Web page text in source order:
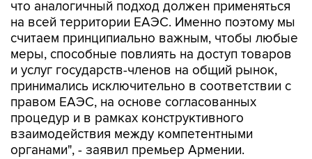
что аналогичный подход должен применяться
на всей территории ЕАЭС. Именно поэтому мы
считаем принципиально важным, чтобы любые
меры, способные повлиять на доступ товаров
и услуг государств-членов на общий рынок,
принимались исключительно в соответствии с
правом ЕАЭС, на основе согласованных
процедур и в рамках конструктивного
взаимодействия между компетентными
органами", - заявил премьер Армении.